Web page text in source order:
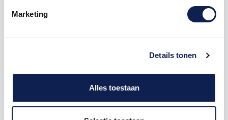
Marketing
Details tonen
Alles toestaan
Faceplates (voor en achterkant van de New
De decals zijn geprint op speciaal spiderliner folie. In
Ook worden de stickers voorzien van een speciale
beschermende laminaatlaag, zodat de handheld ook